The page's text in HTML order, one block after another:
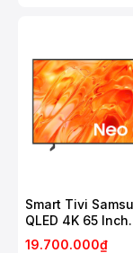
Smart Tivi
QLED 4K 65 Inch
QA65QN70H
19.700.000₫